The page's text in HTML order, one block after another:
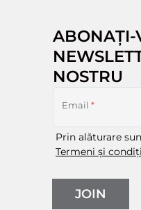
ABONAȚI-
NOSTRU
Email *
Prin alăturare
Termeni și
JOIN